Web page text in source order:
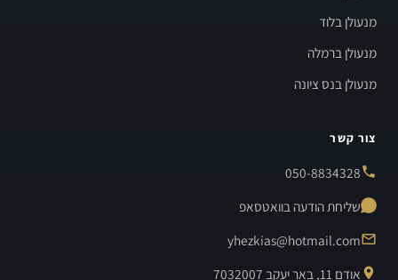
מנעולן בלוד
מנעולן ברמלה
מנעולן בנס ציונה
צור קשר
050-8834328
שליחת הודעה בוואטסאפ
yhezkias@hotmail.com
אודם 11, באר יעקב 7032007